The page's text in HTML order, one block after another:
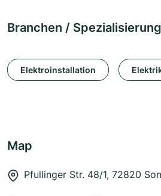
Branchen /
Elektroinstallation
Map
Pfullinger Str. 48/1, 72820